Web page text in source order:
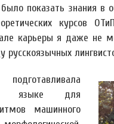
показать знания в
курсов
карьеры я даже не
русскоязычных
языке для
машинного